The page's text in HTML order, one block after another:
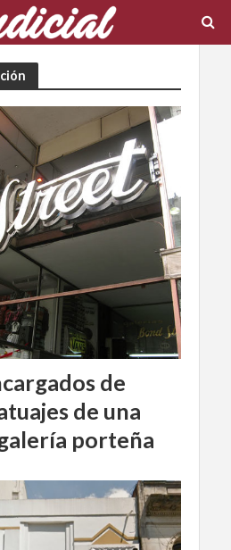
de
de una
porteña